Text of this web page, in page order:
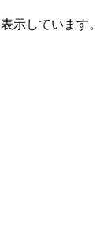
示しています